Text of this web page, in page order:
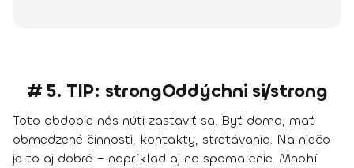
# 5. TIP: strongOddýchni si/strong
Toto obdobie nás núti zastaviť sa. Byť doma, mať
obmedzené činnosti, kontakty, stretávania. Na niečo
je to aj dobré – napríklad aj na spomalenie. Mnohí